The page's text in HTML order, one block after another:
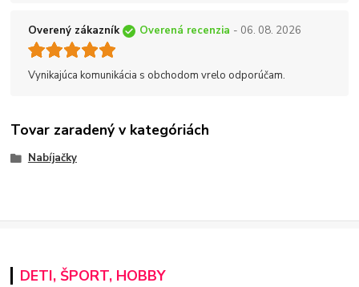
Overený zákazník Overená recenzia - 06. 08. 2026
Vynikajúca komunikácia s obchodom vrelo odporúčam.
Tovar zaradený v kategóriách
Nabíjačky
DETI, ŠPORT, HOBBY